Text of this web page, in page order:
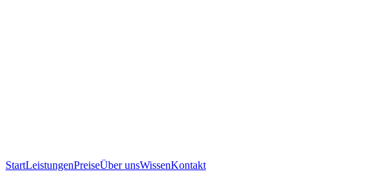
StartLeistungenPreiseÜber unsWissenKontakt